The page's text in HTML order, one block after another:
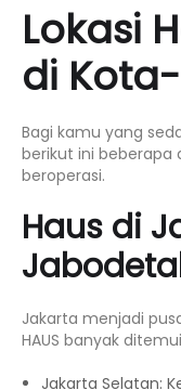
Lokasi
di
Bagi kamu yang
berikut ini beberapa
beroperasi.
Haus di
Jakarta menjadi
HAUS banyak
Jakarta Selatan: